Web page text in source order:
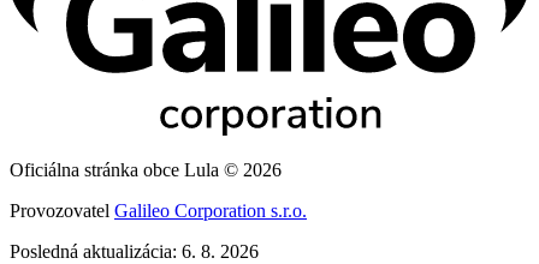
Oficiálna stránka obce Lula © 2026
Provozovatel Galileo Corporation s.r.o.
Posledná aktualizácia: 6. 8. 2026